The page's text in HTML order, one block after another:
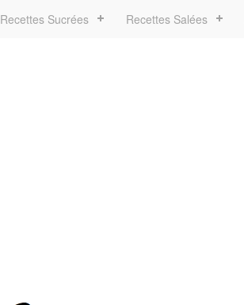
Recettes Sucrées Recettes Salées